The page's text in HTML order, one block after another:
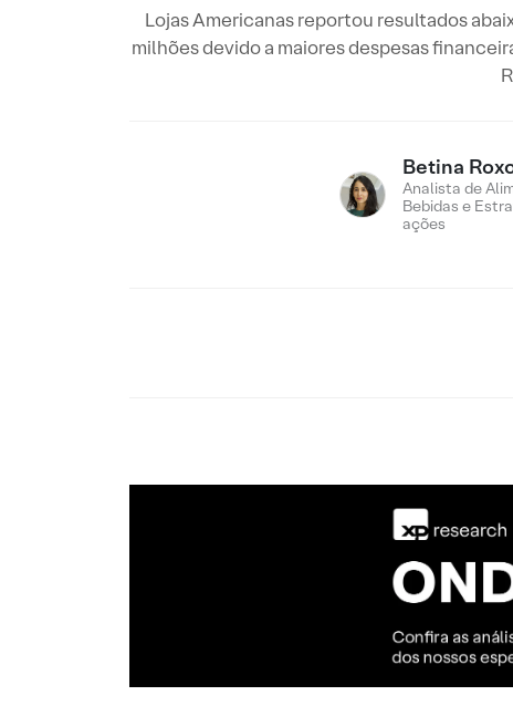
Lojas Americanas reportou resultados
milhões devido a maiores despesas
Betina
Analista de
Bebidas e
ações